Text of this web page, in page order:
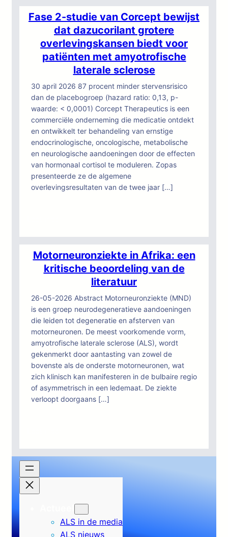
het
enige
levensvatbare
antwoord
op
slaagkansen
van
het
huidige
onderzoek
naar
neurodegeneratieve
middelen.
Fase 2-studie van Corcept bewijst
dat dazucorilant grotere
overlevingskansen biedt voor
patiënten met amyotrofische
laterale sclerose
30 april 2026 87 procent minder stervensrisico
dan de placebogroep (hazard ratio: 0,13, p-
waarde: < 0,0001) Corcept Therapeutics is een
commerciële onderneming die medicatie ontdekt
en ontwikkelt ter behandeling van ernstige
endocrinologische, oncologische, metabolische
en neurologische aandoeningen door de effecten
van hormonaal cortisol te moduleren. Zopas
presenteerde ze de algemene
overlevingsresultaten van de twee jaar […]
studie
van
Corcept
dat
dazucorilant
grotere
overlevingskansen
biedt
voor
patiënten
met
amyotrofische
laterale
Motorneuronziekte in Afrika: een
kritische beoordeling van de
literatuur
26-05-2026 Abstract Motorneuronziekte (MND)
is een groep neurodegeneratieve aandoeningen
die leiden tot degeneratie en afsterven van
motorneuronen. De meest voorkomende vorm,
amyotrofische laterale sclerose (ALS), wordt
gekenmerkt door aantasting van zowel de
bovenste als de onderste motorneuronen, wat
zich klinisch kan manifesteren in de bulbaire regio
of asymmetrisch in een ledemaat. De ziekte
verloopt doorgaans […]
de
literatuur
ALS in de media
ALS nieuws